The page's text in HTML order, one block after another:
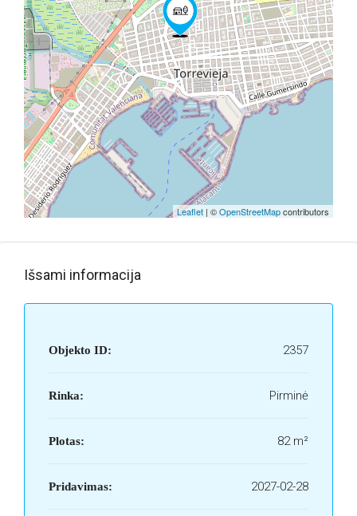
Leaflet | ©OpenStreetMapcontributors
Išsami informacija
Objekto ID: 2357
Rinka: Pirminė
Plotas: 82 m²
Pridavimas: 2027-02-28